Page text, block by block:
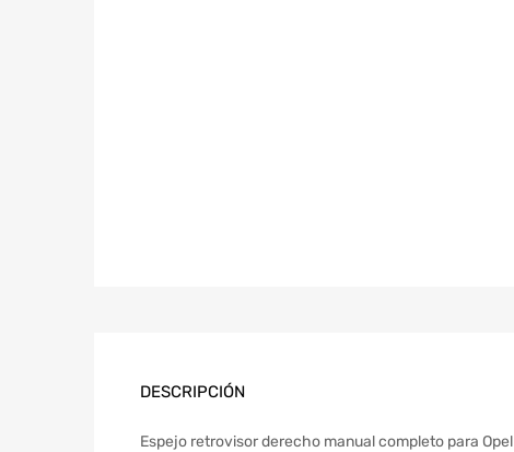
DESCRIPCIÓN
Espejo retrovisor derecho manual completo para